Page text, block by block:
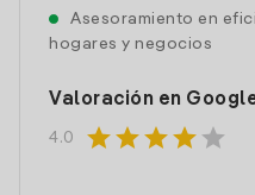
Asesoramiento en
hogares y negocios
Valoración en
4.0 starstarstarstar star